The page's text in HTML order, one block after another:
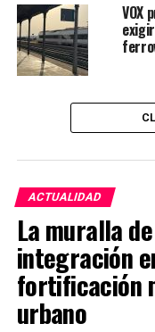
VOX
ACTUALIDAD
La muralla
integración
fortificación
urbano